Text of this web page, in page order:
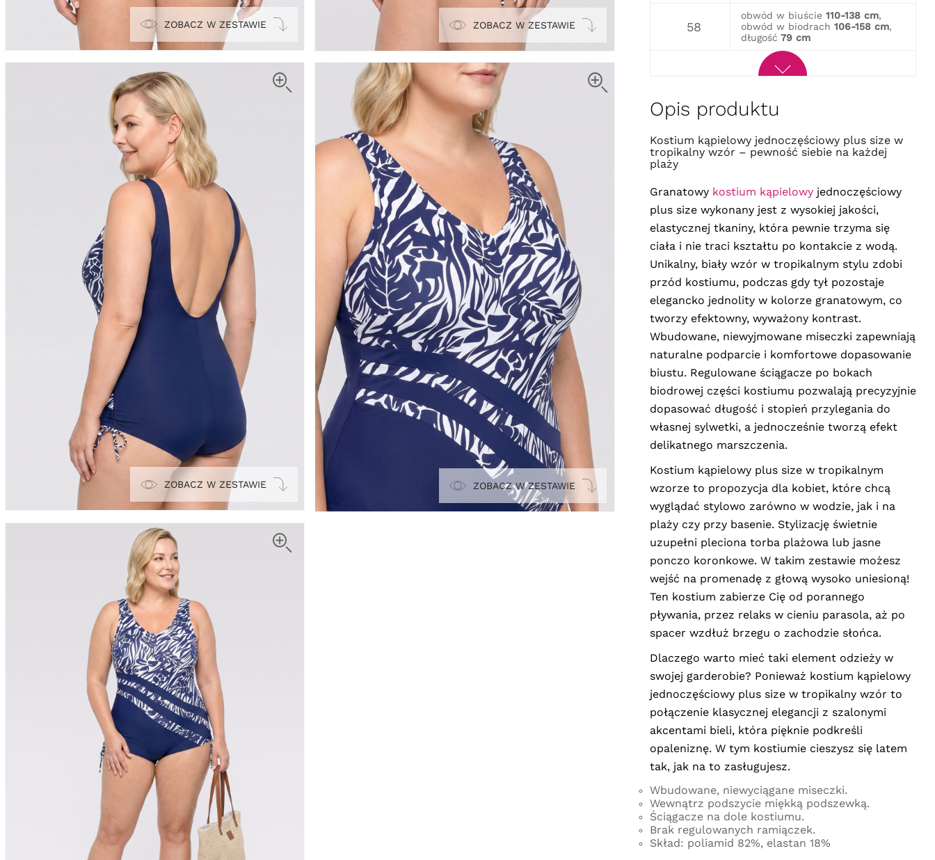
ZOBACZ W ZESTAWIE ZOBACZ W ZESTAWIE
ZOBACZ W ZESTAWIE ZOBACZ W ZESTAWIE
58
obwód w biuście 110-138 cm,
obwód w biodrach 106-158 cm,
długość 79 cm
Opis produktu
Kostium kąpielowy jednoczęściowy plus size w
tropikalny wzór – pewność siebie na każdej
plaży
Granatowy kostium kąpielowyjednoczęściowy
plus size wykonany jest z wysokiej jakości,
elastycznej tkaniny, która pewnie trzyma się
ciała i nie traci kształtu po kontakcie z wodą.
Unikalny, biały wzór w tropikalnym stylu zdobi
przód kostiumu, podczas gdy tył pozostaje
elegancko jednolity w kolorze granatowym, co
tworzy efektowny, wyważony kontrast.
Wbudowane, niewyjmowane miseczki zapewniają
naturalne podparcie i komfortowe dopasowanie
biustu. Regulowane ściągacze po bokach
biodrowej części kostiumu pozwalają precyzyjnie
dopasować długość i stopień przylegania do
własnej sylwetki, a jednocześnie tworzą efekt
delikatnego marszczenia.
Kostium kąpielowy plus size w tropikalnym
wzorze to propozycja dla kobiet, które chcą
wyglądać stylowo zarówno w wodzie, jak i na
plaży czy przy basenie. Stylizację świetnie
uzupełni pleciona torba plażowa lub jasne
ponczo koronkowe. W takim zestawie możesz
wejść na promenadę z głową wysoko uniesioną!
Ten kostium zabierze Cię od porannego
pływania, przez relaks w cieniu parasola, aż po
spacer wzdłuż brzegu o zachodzie słońca.
Dlaczego warto mieć taki element odzieży w
swojej garderobie? Ponieważ kostium kąpielowy
jednoczęściowy plus size w tropikalny wzór to
połączenie klasycznej elegancji z szalonymi
akcentami bieli, która pięknie podkreśli
opaleniznę. W tym kostiumie cieszysz się latem
tak, jak na to zasługujesz.
Wbudowane, niewyciągane miseczki.
Wewnątrz podszycie miękką podszewką.
Ściągacze na dole kostiumu.
Brak regulowanych ramiączek.
Skład: poliamid 82%, elastan 18%